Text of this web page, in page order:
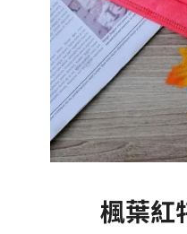
楓葉紅